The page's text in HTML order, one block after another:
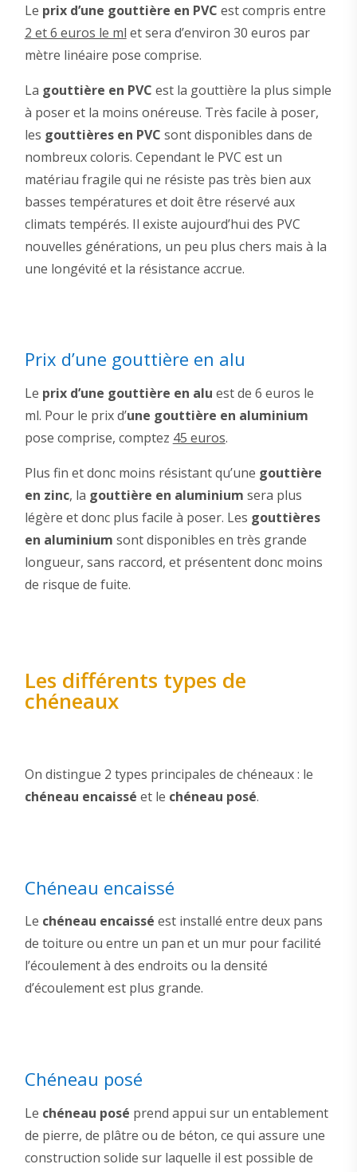
Le prix d’une gouttière en PVC est compris entre
2 et 6 euros le ml et sera d’environ 30 euros par
mètre linéaire pose comprise.
La gouttière en PVC est la gouttière la plus simple
à poser et la moins onéreuse. Très facile à poser,
les gouttières en PVC sont disponibles dans de
nombreux coloris. Cependant le PVC est un
matériau fragile qui ne résiste pas très bien aux
basses températures et doit être réservé aux
climats tempérés. Il existe aujourd’hui des PVC
nouvelles générations, un peu plus chers mais à la
une longévité et la résistance accrue.
Prix d’une gouttière en alu
Le prix d’une gouttière en alu est de 6 euros le
ml. Pour le prix d’une gouttière en aluminium
pose comprise, comptez 45 euros.
Plus fin et donc moins résistant qu’une gouttière
en zinc, la gouttière en aluminium sera plus
légère et donc plus facile à poser. Les gouttières
en aluminium sont disponibles en très grande
longueur, sans raccord, et présentent donc moins
de risque de fuite.
Les différents types de
chéneaux
On distingue 2 types principales de chéneaux : le
chéneau encaissé et le chéneau posé.
Chéneau encaissé
Le chéneau encaissé est installé entre deux pans
de toiture ou entre un pan et un mur pour facilité
l’écoulement à des endroits ou la densité
d’écoulement est plus grande.
Chéneau posé
Le chéneau posé prend appui sur un entablement
de pierre, de plâtre ou de béton, ce qui assure une
construction solide sur laquelle il est possible de